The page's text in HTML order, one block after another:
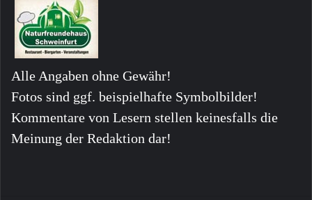
Alle Angaben ohne Gewähr!
Fotos sind ggf. beispielhafte Symbolbilder!
Kommentare von Lesern stellen keinesfalls die
Meinung der Redaktion dar!